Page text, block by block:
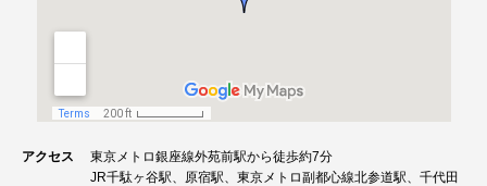
アクセス
東京メトロ銀座線外苑前駅から徒歩約7分
JR千駄ヶ谷駅、原宿駅、東京メトロ副都心線北参道駅、千代田